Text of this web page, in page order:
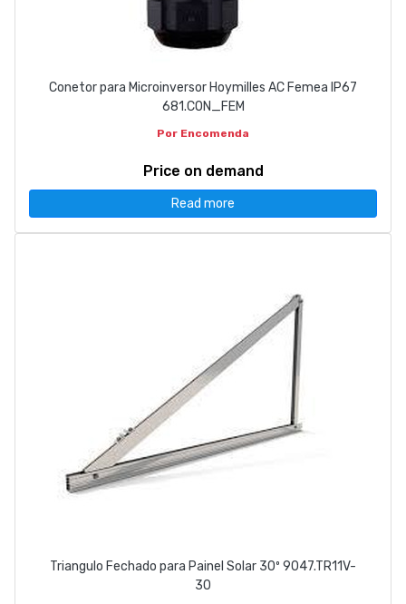
Conetor para Microinversor Hoymilles AC Femea IP67
681.CON_FEM
Por Encomenda
Price on demand
Read more
Triangulo Fechado para Painel Solar 30º 9047.TR11V-
30